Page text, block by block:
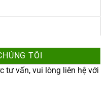
TÔI
tư vấn, vui lòng liên hệ với